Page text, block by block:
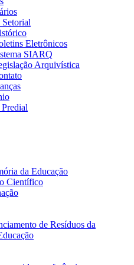
Eletrônicos
SIARQ
Arquivística
da Educação
Científico
de Resíduos da